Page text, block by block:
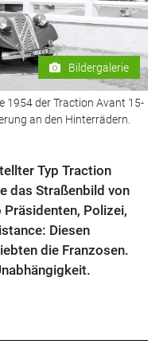
Bildergalerie
1954 der Traction Avant 15-
an den Hinterrädern.
Typ Traction
das Straßenbild von
Polizei,
Diesen
die Franzosen.